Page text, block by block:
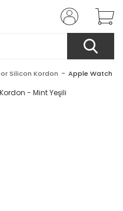
Silicon Kordon Apple Watch